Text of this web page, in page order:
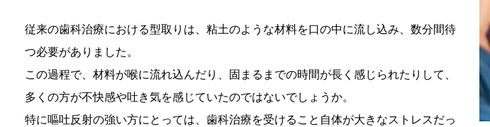
従来の歯科治療における型取りは、粘土のような材料を口の中に流し込み、数分間待
つ必要がありました。
この過程で、材料が喉に流れ込んだり、固まるまでの時間が長く感じられたりして、
多くの方が不快感や吐き気を感じていたのではないでしょうか。
特に嘔吐反射の強い方にとっては、歯科治療を受けること自体が大きなストレスだっ